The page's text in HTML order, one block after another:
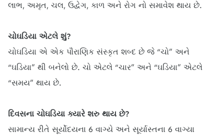
લાભ, અમૃત, ચલ, ઉદ્વેગ, કાળ અને રોગ નો સમાવેશ થાય છે.
ચોઘડિયા એટલે શું?
ચોઘડિયા એ એક પૌરાણિક સંસ્કૃત શબ્દ છે જે “ચો” અને
“ઘડિયા” થી બનેલો છે. ચો એટલે “ચાર” અને “ઘડિયા” એટલે
“સમય” થાય છે.
દિવસના ચોઘડિયા ક્યારે શરુ થાય છે?
સામાન્ય રીતે સૂર્યોદયના 6 વાગ્યે અને સૂર્યાસ્તના 6 વાગ્યા